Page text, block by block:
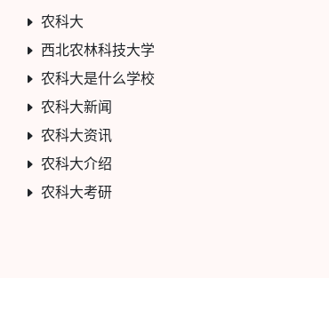
农科大
西北农林科技大学
农科大是什么学校
农科大新闻
农科大资讯
农科大介绍
农科大考研